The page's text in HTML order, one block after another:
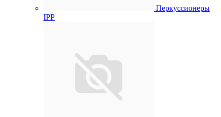
Перкуссионеры
IPP